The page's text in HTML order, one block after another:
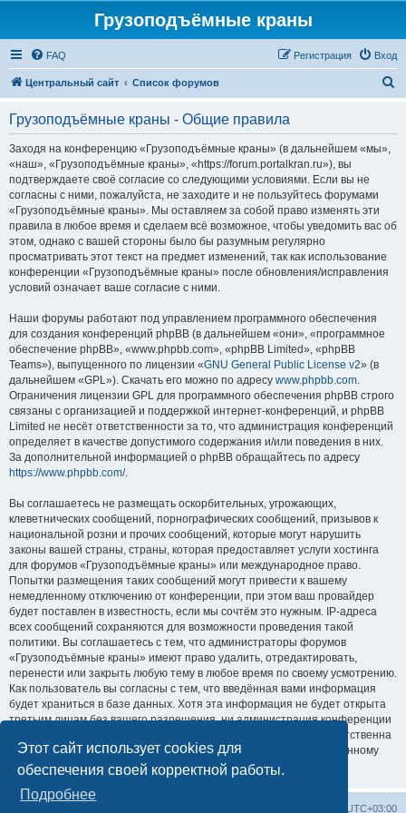
Этот сайт использует cookies для
обеспечения своей корректной работы.
Подробнее
Грузоподъёмные краны
FAQ Вход
Регистрация
Центральный сайт Список форумов
Грузоподъёмные краны - Общие правила
Заходя на конференцию «Грузоподъёмные краны» (в дальнейшем «мы»,
«наш», «Грузоподъёмные краны», «https://forum.portalkran.ru»), вы
подтверждаете своё согласие со следующими условиями. Если вы не
согласны с ними, пожалуйста, не заходите и не пользуйтесь форумами
«Грузоподъёмные краны». Мы оставляем за собой право изменять эти
правила в любое время и сделаем всё возможное, чтобы уведомить вас об
этом, однако с вашей стороны было бы разумным регулярно
просматривать этот текст на предмет изменений, так как использование
конференции «Грузоподъёмные краны» после обновления/исправления
условий означает ваше согласие с ними.
Наши форумы работают под управлением программного обеспечения
для создания конференций phpBB (в дальнейшем «они», «программное
обеспечение phpBB», «www.phpbb.com», «phpBB Limited», «phpBB
Teams»), выпущенного по лицензии «GNU General Public License v2» (в
дальнейшем «GPL»). Скачать его можно по адресу www.phpbb.com.
Ограничения лицензии GPL для программного обеспечения phpBB строго
связаны с организацией и поддержкой интернет-конференций, и phpBB
Limited не несёт ответственности за то, что администрация конференций
определяет в качестве допустимого содержания и/или поведения в них.
За дополнительной информацией о phpBB обращайтесь по адресу
https://www.phpbb.com/.
Вы соглашаетесь не размещать оскорбительных, угрожающих,
клеветнических сообщений, порнографических сообщений, призывов к
национальной розни и прочих сообщений, которые могут нарушить
законы вашей страны, страны, которая предоставляет услуги хостинга
для форумов «Грузоподъёмные краны» или международное право.
Попытки размещения таких сообщений могут привести к вашему
немедленному отключению от конференции, при этом ваш провайдер
будет поставлен в известность, если мы сочтём это нужным. IP-адреса
всех сообщений сохраняются для возможности проведения такой
политики. Вы соглашаетесь с тем, что администраторы форумов
«Грузоподъёмные краны» имеют право удалить, отредактировать,
перенести или закрыть любую тему в любое время по своему усмотрению.
Как пользователь вы согласны с тем, что введённая вами информация
будет храниться в базе данных. Хотя эта информация не будет открыта
третьим лицам без вашего разрешения, ни администрация конференции
«Грузоподъёмные краны», ни phpBB Limited не может быть ответственна
за действия хакеров, которые могут привести к несанкционированному
доступу к ней.
UTC+03:00